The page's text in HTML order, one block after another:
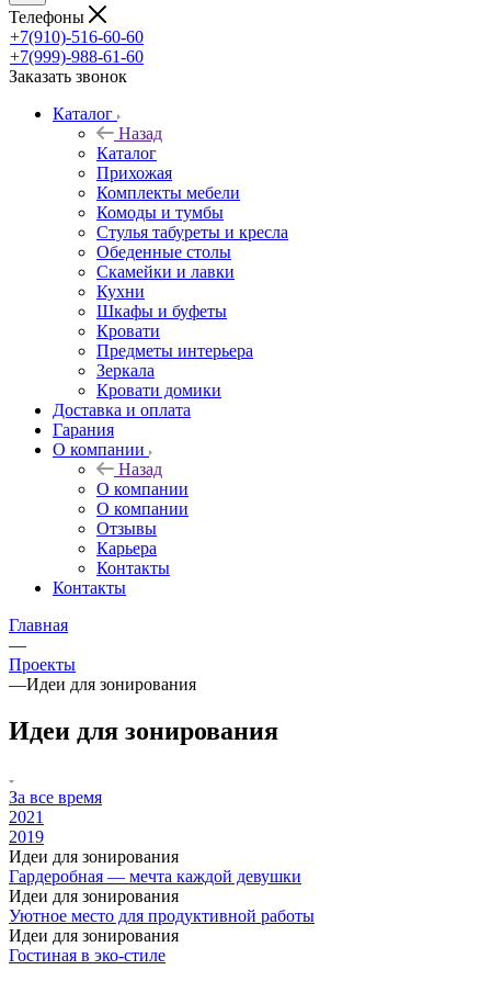
Телефоны
+7(910)-516-60-60
+7(999)-988-61-60
Заказать звонок
Каталог
Назад
Каталог
Прихожая
Комплекты мебели
Комоды и тумбы
Стулья табуреты и кресла
Обеденные столы
Скамейки и лавки
Кухни
Шкафы и буфеты
Кровати
Предметы интерьера
Зеркала
Кровати домики
Доставка и оплата
Гарания
О компании
Назад
О компании
О компании
Отзывы
Карьера
Контакты
Контакты
Главная
—
Проекты
—Идеи для зонирования
Идеи для зонирования
За все время
2021
2019
Идеи для зонирования
Гардеробная — мечта каждой девушки
Идеи для зонирования
Уютное место для продуктивной работы
Идеи для зонирования
Гостиная в эко-стиле